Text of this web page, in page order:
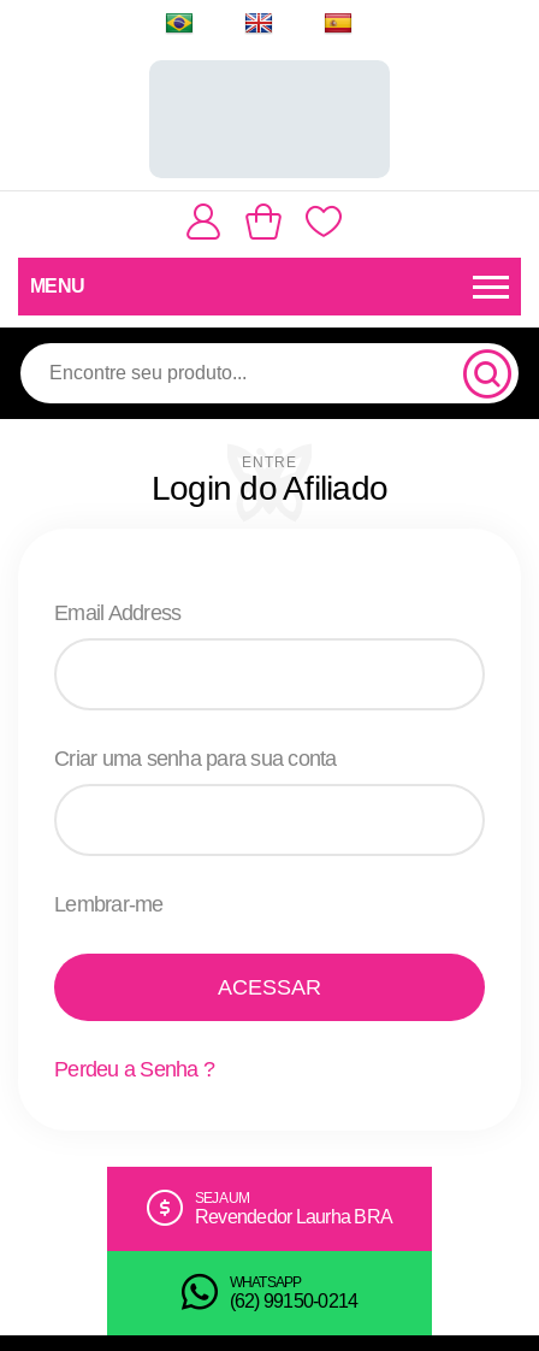
MENU
Login do Afiliado
Email Address
Criar uma senha para sua conta
Lembrar-me
Perdeu a Senha ?
SEJA UM
Revendedor Laurha BRA
WHATSAPP
(62) 99150-0214